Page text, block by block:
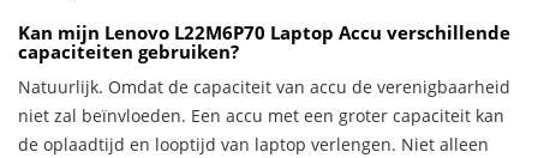
Kan mijn Lenovo L22M6P70 Laptop Accu verschillende
capaciteiten gebruiken?
Natuurlijk. Omdat de capaciteit van accu de verenigbaarheid
niet zal beïnvloeden. Een accu met een groter capaciteit kan
de oplaadtijd en looptijd van laptop verlengen. Niet alleen